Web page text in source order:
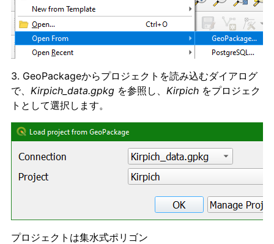
3. GeoPackageからプロジェクトを読み込むダイアログ
で、 Kirpich_data.gpkg を参照し、 Kirpich をプロジェク
トとして選択します。
プロジェクトは集水式ポリゴン